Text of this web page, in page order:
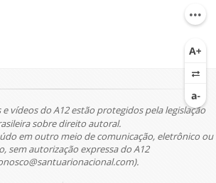
vídeos do A12 estão protegidos pela legislação
sobre direito autoral.
em outro meio de comunicação, eletrônico ou
sem autorização expressa do A12